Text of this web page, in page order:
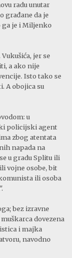
radu unutar
građane da je
je i Miljenko
jer se
a ako nije
Isto tako se
A obojica su
u
policijski agent
zbog atentata
napada na
u gradu Splitu ili
vojne osobe, bit
ili osoba
bez izravne
dovezena
i majka
navodno